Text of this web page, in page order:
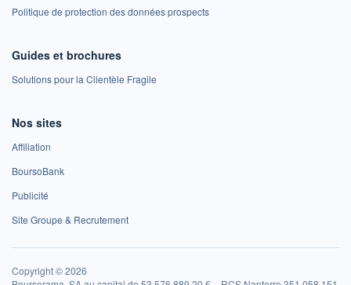
Politique de protection des données prospects
Guides et brochures
Solutions pour la Clientèle Fragile
Nos sites
Affiliation
BoursoBank
Publicité
Site Groupe & Recrutement
Copyright © 2026